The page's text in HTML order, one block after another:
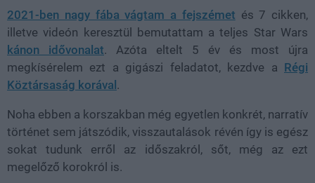
2021-ben nagy fába vágtam a fejszémet és 7 cikken,
illetve videón keresztül bemutattam a teljes Star Wars
kánon idővonalat. Azóta eltelt 5 év és most újra
megkísérelem ezt a gigászi feladatot, kezdve a Régi
Köztársaság korával .
Noha ebben a korszakban még egyetlen konkrét, narratív
történet sem játszódik, visszautalások révén így is egész
sokat tudunk erről az időszakról, sőt, még az ezt
megelőző korokról is.